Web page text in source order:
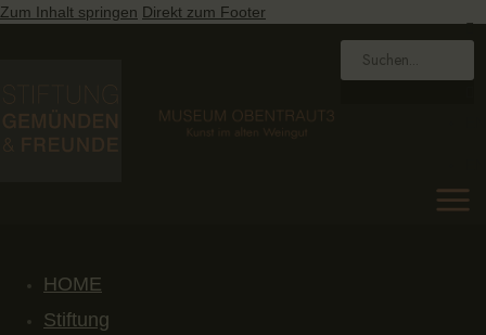
Zum Inhalt springen Direkt zum Footer
HOME
Stiftung